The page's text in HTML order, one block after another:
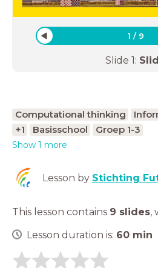
1 / 9
Slide 1:
Computational thinking
+1
Basisschool Groep 1-3
Show 1 more
Lesson by Stichting
This lesson contains 9 slides,
Lesson duration is: 60 min